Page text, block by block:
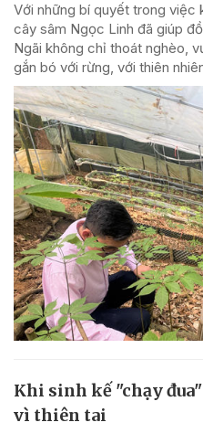
Với những bí quyết trong việc
cây sâm Ngọc Linh đã giúp
Ngãi không chỉ thoát nghèo,
gắn bó với rừng, với thiên
Khi sinh kế "chạy
vì thiên tai